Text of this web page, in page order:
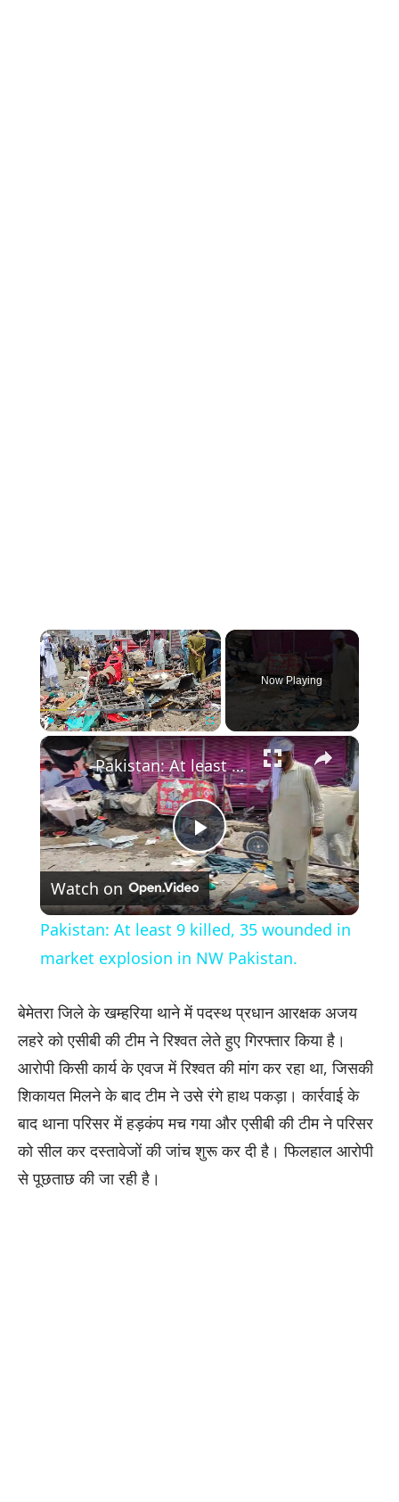
×
Unmute Fullscreen
Now Playing
×
Play
Video
Pakistan: At least 9 killed, 35 wounded in market explosion in NW Pakistan.
Watch on
Pakistan: At least 9 killed, 35 wounded in
market explosion in NW Pakistan.
​बेमेतरा जिले के खम्हरिया थाने में पदस्थ प्रधान आरक्षक अजय
लहरे को एसीबी की टीम ने रिश्वत लेते हुए गिरफ्तार किया है।
आरोपी किसी कार्य के एवज में रिश्वत की मांग कर रहा था, जिसकी
शिकायत मिलने के बाद टीम ने उसे रंगे हाथ पकड़ा। कार्रवाई के
बाद थाना परिसर में हड़कंप मच गया और एसीबी की टीम ने परिसर
को सील कर दस्तावेजों की जांच शुरू कर दी है। फिलहाल आरोपी
से पूछताछ की जा रही है।